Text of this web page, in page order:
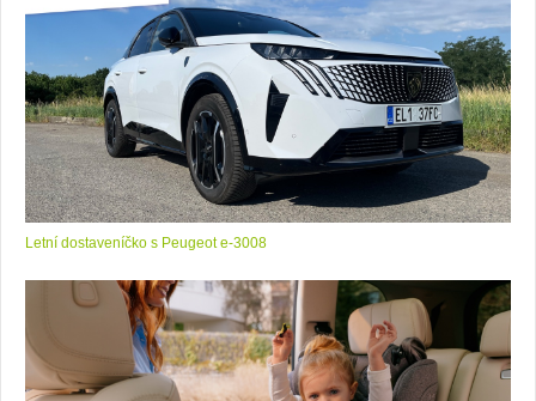
Letní dostaveníčko s Peugeot e-3008